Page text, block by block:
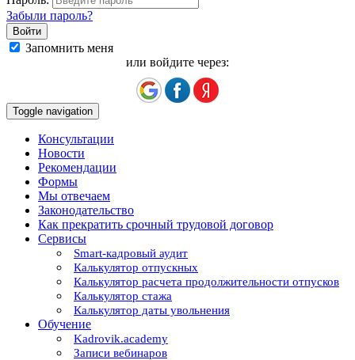
Забыли пароль?
Запомнить меня
или войдите через:
Toggle navigation
Консультации
Новости
Рекомендации
Формы
Мы отвечаем
Законодательство
Как прекратить срочный трудовой договор
Сервисы
Smart-кадровый аудит
Калькулятор отпускных
Калькулятор расчета продолжительности отпусков
Калькулятор стажа
Калькулятор даты увольнения
Обучение
Kadrovik.academy
Записи вебинаров